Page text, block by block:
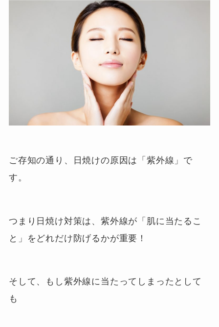
ご存知の通り、日焼けの原因は「紫外線」で
す。
つまり日焼け対策は、紫外線が「肌に当たるこ
と」をどれだけ防げるかが重要！
そして、もし紫外線に当たってしまったとして
も